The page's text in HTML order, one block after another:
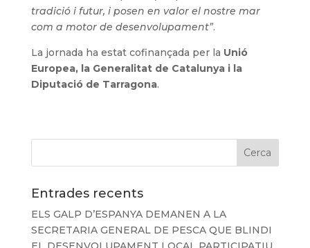
tradició i futur, i posen en valor el nostre mar
com a motor de desenvolupament”.
La jornada ha estat cofinançada per la Unió
Europea, la Generalitat de Catalunya i la
Diputació de Tarragona.
Entrades recents
ELS GALP D’ESPANYA DEMANEN A LA
SECRETARIA GENERAL DE PESCA QUE BLINDI